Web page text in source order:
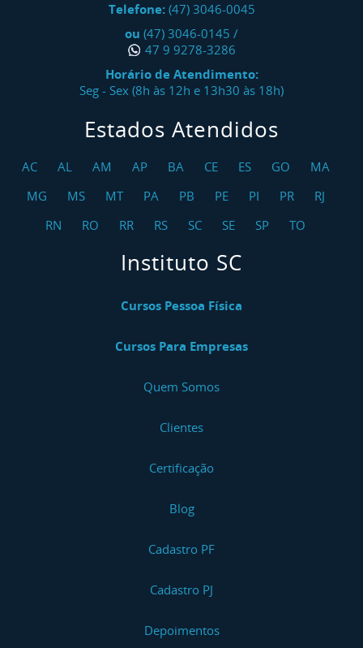
Telefone: (47) 3046-0045
ou (47) 3046-0145 /
47 9 9278-3286
Horário de Atendimento:
Seg - Sex (8h às 12h e 13h30 às 18h)
Estados Atendidos
AC AL AM AP BA CE ES GO
MA
MG
MS MT PA PB PE PI PR
RJ
RN
RO RR RS SC SE SP TO
Instituto SC
Cursos Pessoa Física
Cursos Para Empresas
Quem Somos
Clientes
Certificação
Blog
Cadastro PF
Cadastro PJ
Depoimentos